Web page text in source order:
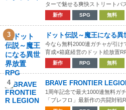
ターで魅せる爽快ストリートバ
新作 SPG 無料
3 ドット伝説～魔王になる
今なら無料2000連ガチャが引
育成×箱庭経営のドット絵放置
新作 RPG 無料
4 BRAVE FRONTIER
1周年記念で最大1000連無料ガ
「ブレフロ」最新作の共闘対戦